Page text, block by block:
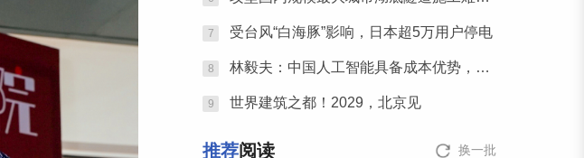
7 受台风“白海豚”影响，日本超5万用户停电
8 林毅夫：中国人工智能具备成本优势，对中国与美国竞争有信心
9 世界建筑之都！2029，北京见
推荐阅读 换一批